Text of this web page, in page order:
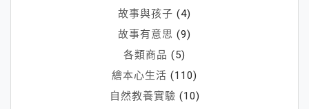
故事與孩子 (4)
故事有意思 (9)
各類商品 (5)
繪本心生活 (110)
自然教養實驗 (10)